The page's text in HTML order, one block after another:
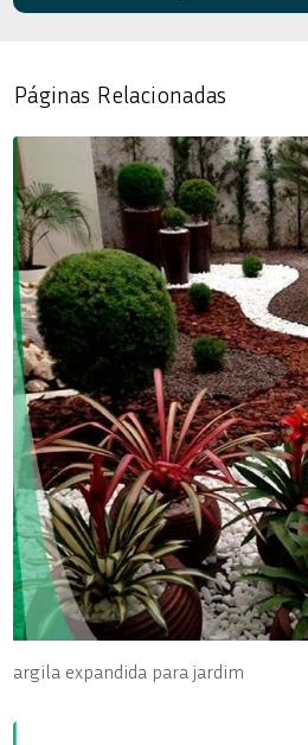
Páginas Relacionadas
argila expandida para jardim